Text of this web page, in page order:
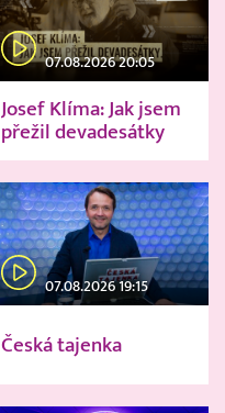
07.08.2026 20:05
Josef Klíma: Jak jsem
přežil devadesátky
07.08.2026 19:15
Česká tajenka